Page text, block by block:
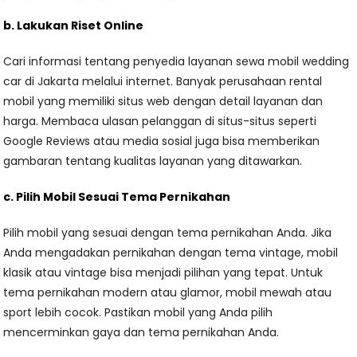
b. Lakukan Riset Online
Cari informasi tentang penyedia layanan sewa mobil wedding
car di Jakarta melalui internet. Banyak perusahaan rental
mobil yang memiliki situs web dengan detail layanan dan
harga. Membaca ulasan pelanggan di situs-situs seperti
Google Reviews atau media sosial juga bisa memberikan
gambaran tentang kualitas layanan yang ditawarkan.
c. Pilih Mobil Sesuai Tema Pernikahan
Pilih mobil yang sesuai dengan tema pernikahan Anda. Jika
Anda mengadakan pernikahan dengan tema vintage, mobil
klasik atau vintage bisa menjadi pilihan yang tepat. Untuk
tema pernikahan modern atau glamor, mobil mewah atau
sport lebih cocok. Pastikan mobil yang Anda pilih
mencerminkan gaya dan tema pernikahan Anda.